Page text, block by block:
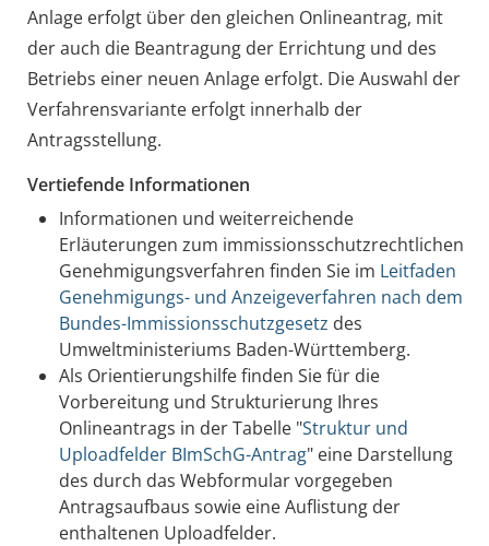
Anlage erfolgt über den gleichen Onlineantrag, mit
der auch die Beantragung der Errichtung und des
Betriebs einer neuen Anlage erfolgt. Die Auswahl der
Verfahrensvariante erfolgt innerhalb der
Antragsstellung.
Vertiefende Informationen
Informationen und weiterreichende
Erläuterungen zum immissionsschutzrechtlichen
Genehmigungsverfahren finden Sie im Leitfaden
Genehmigungs- und Anzeigeverfahren nach dem
Bundes-Immissionsschutzgesetz des
Umweltministeriums Baden-Württemberg.
Als Orientierungshilfe finden Sie für die
Vorbereitung und Strukturierung Ihres
Onlineantrags in der Tabelle "Struktur und
Uploadfelder BImSchG-Antrag" eine Darstellung
des durch das Webformular vorgegeben
Antragsaufbaus sowie eine Auflistung der
enthaltenen Uploadfelder.